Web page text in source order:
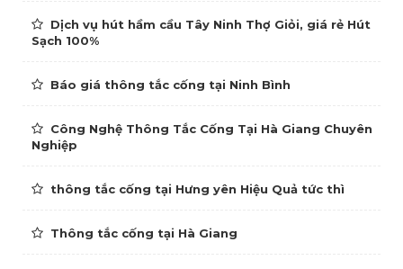
Dịch vụ hút hầm cầu Tây Ninh Thợ Giỏi, giá rẻ Hút
Sạch 100%
Báo giá thông tắc cống tại Ninh Bình
Công Nghệ Thông Tắc Cống Tại Hà Giang Chuyên
Nghiệp
thông tắc cống tại Hưng yên Hiệu Quả tức thì
Thông tắc cống tại Hà Giang